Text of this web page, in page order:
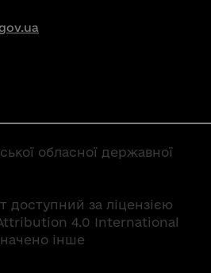
обласної державної
доступний за ліцензією
4.0 International
інше